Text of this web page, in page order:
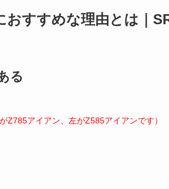
すすめな理由とは｜
る
がZ785アイアン、左がZ585アイアンです）